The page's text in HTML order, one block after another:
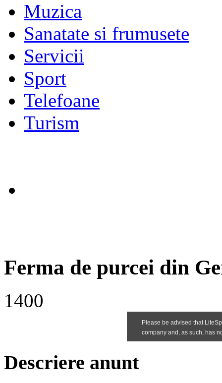
Muzica
Sanatate si frumusete
Servicii
Sport
Telefoane
Turism
Ferma de purcei din
1400
Descriere anunt